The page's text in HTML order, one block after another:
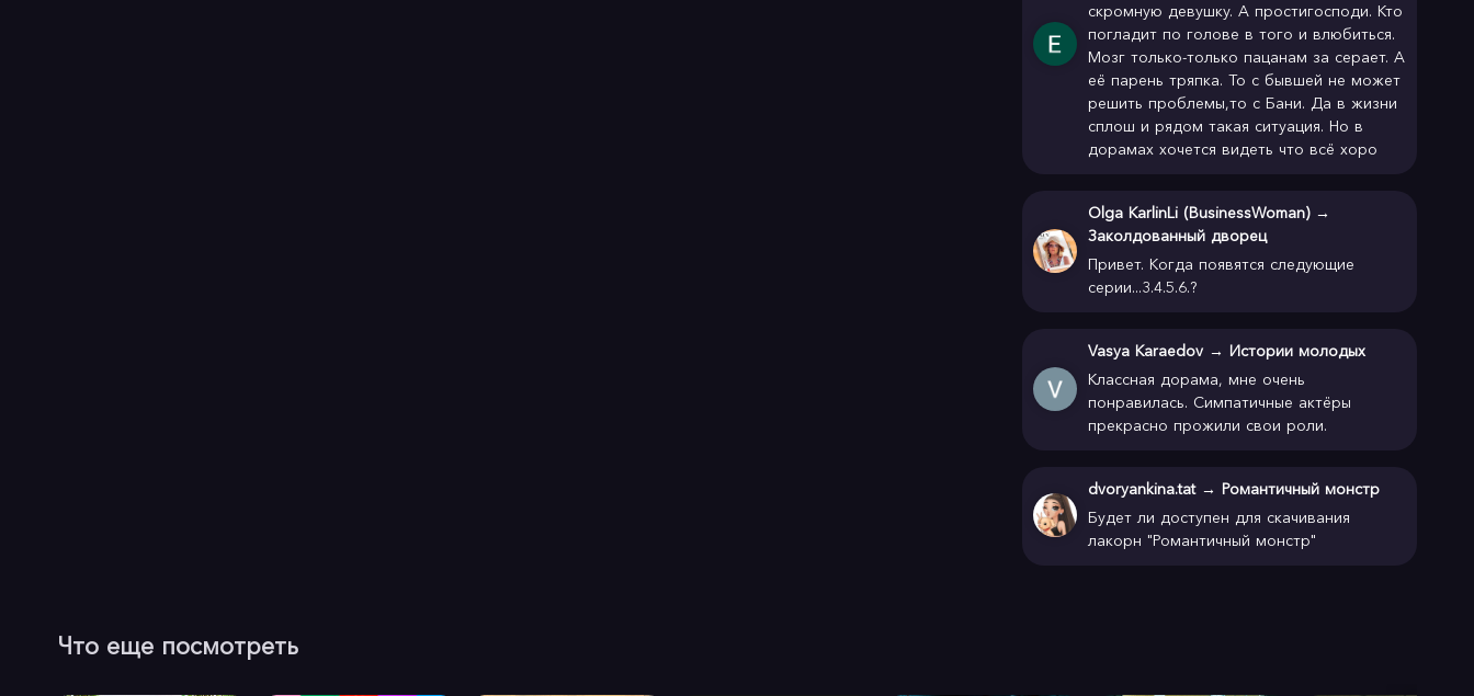
скромную девушку. А простигосподи. Кто
погладит по голове в того и влюбиться.
Мозг только-только пацанам за серает. А
её парень тряпка. То с бывшей не может
решить проблемы,то с Бани. Да в жизни
сплош и рядом такая ситуация. Но в
дорамах хочется видеть что всё хоро
Olga KarlinLi (BusinessWoman) →
Заколдованный дворец
Привет. Когда появятся следующие
серии...3.4.5.6.?
Vasya Karaedov → Истории молодых
Классная дорама, мне очень
понравилась. Симпатичные актёры
прекрасно прожили свои роли.
dvoryankina.tat → Романтичный монстр
Будет ли доступен для скачивания
лакорн "Романтичный монстр"
Что еще посмотреть